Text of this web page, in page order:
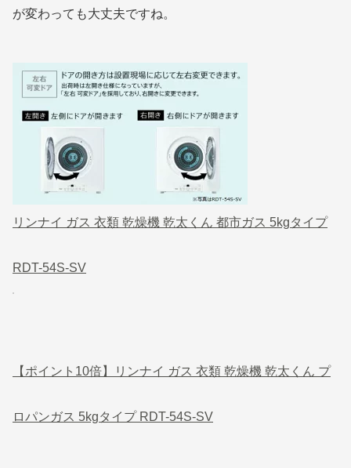
が変わっても大丈夫ですね。
リンナイ ガス 衣類 乾燥機 乾太くん 都市ガス 5kgタイプ
RDT-54S-SV
【ポイント10倍】リンナイ ガス 衣類 乾燥機 乾太くん プ
ロパンガス 5kgタイプ RDT-54S-SV